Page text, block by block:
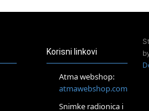
intuicije i Akaša zapisa
hipnoterapeut — nova
Korisni linkovi
Atma webshop:
atmawebshop.com
Snimke radionica i